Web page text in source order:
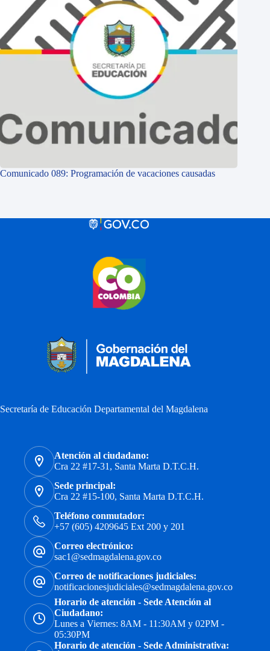
Comunicado 089: Programación de vacaciones causadas
Secretaría de Educación Departamental del Magdalena
Atención al ciudadano:
Cra 22 #17-31, Santa Marta D.T.C.H.
Sede principal:
Cra 22 #15-100, Santa Marta D.T.C.H.
Teléfono conmutador:
+57 (605) 4209645 Ext 200 y 201
Correo electrónico:
sac1@sedmagdalena.gov.co
Correo de notificaciones judiciales:
notificacionesjudiciales@sedmagdalena.gov.co
Horario de atención - Sede Atención al
Ciudadano:
Lunes a Viernes: 8AM - 11:30AM y 02PM -
05:30PM
Horario de atención - Sede Administrativa: